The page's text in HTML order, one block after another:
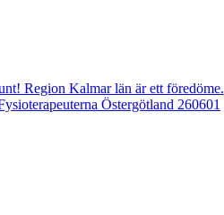
Region Kalmar län är ett föredöme.
Östergötland 260601